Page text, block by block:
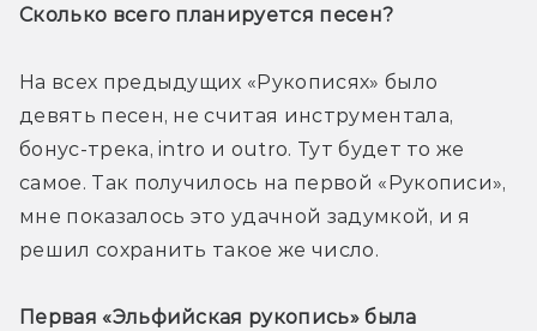
Сколько всего планируется песен?
На всех предыдущих «Рукописях» было
девять песен, не считая инструментала,
бонус-трека, intro и outro. Тут будет то же
самое. Так получилось на первой «Рукописи»,
мне показалось это удачной задумкой, и я
решил сохранить такое же число.
Первая «Эльфийская рукопись» была